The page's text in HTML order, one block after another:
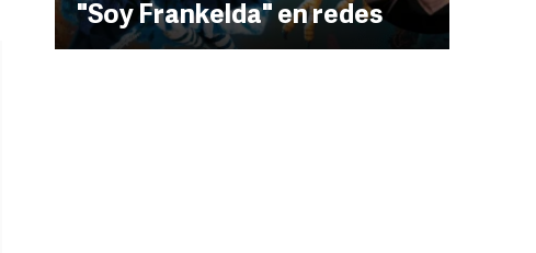
"Soy Frankelda" en redes